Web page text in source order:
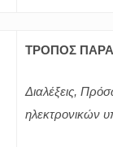
ΤΡΟΠΟΣ
Διαλέξεις,
ηλεκτρονικών